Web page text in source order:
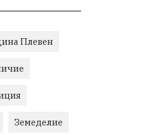
Плевен
Земеделие